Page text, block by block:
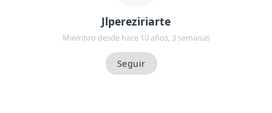
Jlpereziriarte
Miembro desde hace 10 años, 3 semanas